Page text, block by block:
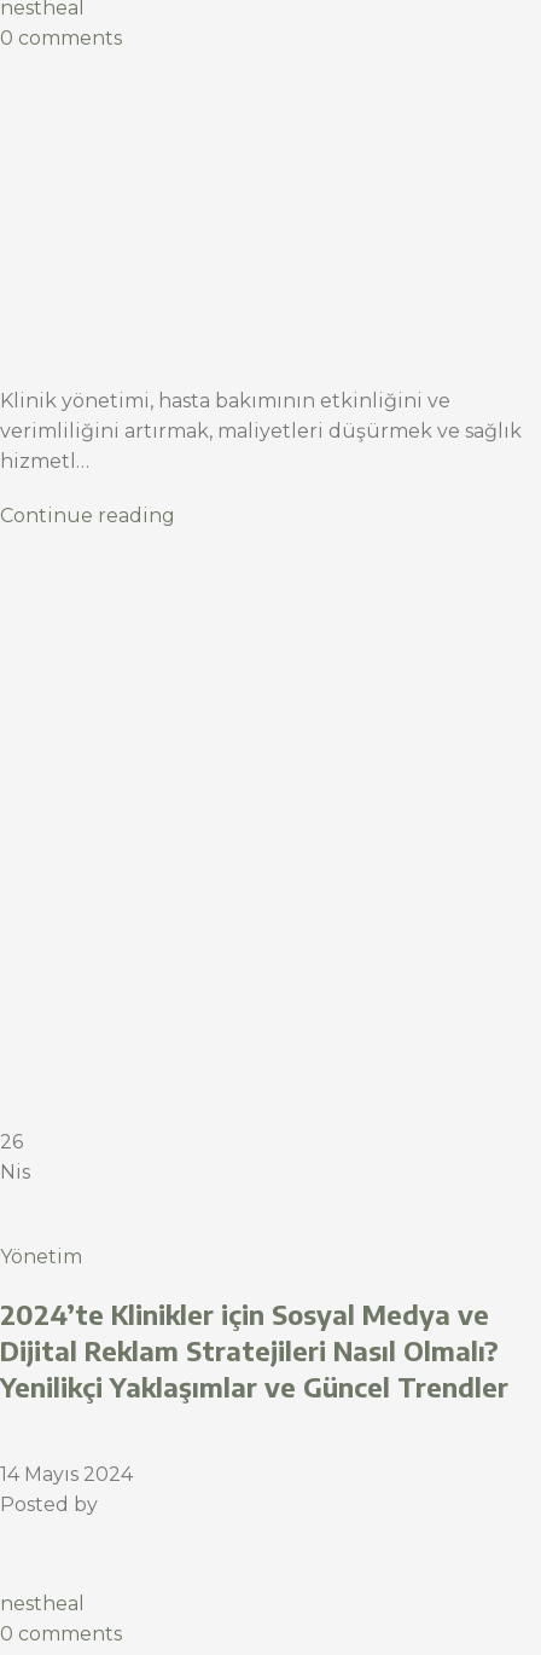
nestheal
0 comments
Klinik yönetimi, hasta bakımının etkinliğini ve
verimliliğini artırmak, maliyetleri düşürmek ve sağlık
hizmetl…
Continue reading
26
Nis
Yönetim
2024’te Klinikler için Sosyal Medya ve
Dijital Reklam Stratejileri Nasıl Olmalı?
Yenilikçi Yaklaşımlar ve Güncel Trendler
14 Mayıs 2024
Posted by
nestheal
0 comments